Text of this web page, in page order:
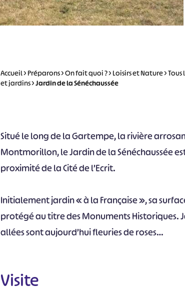
Accueil>Préparons>On fait quoi ?>Loisirs et Nature>Tous
et jardins>Jardin de la Sénéchaussée
Situé le long de la Gartempe, la rivière
Montmorillon, le Jardin de la Sénéchaussée
proximité de la Cité de l’Ecrit.
Initialement jardin « à la Française », sa
protégé au titre des Monuments Historiques.
allées sont aujourd’hui fleuries de roses…
Visite